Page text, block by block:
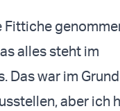
Fittiche
alles steht im
Das war im
aber ich